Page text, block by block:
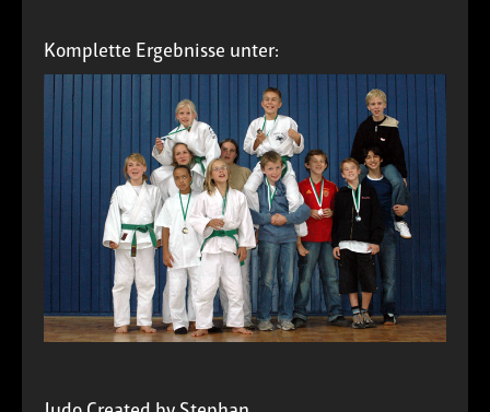
Komplette Ergebnisse unter: